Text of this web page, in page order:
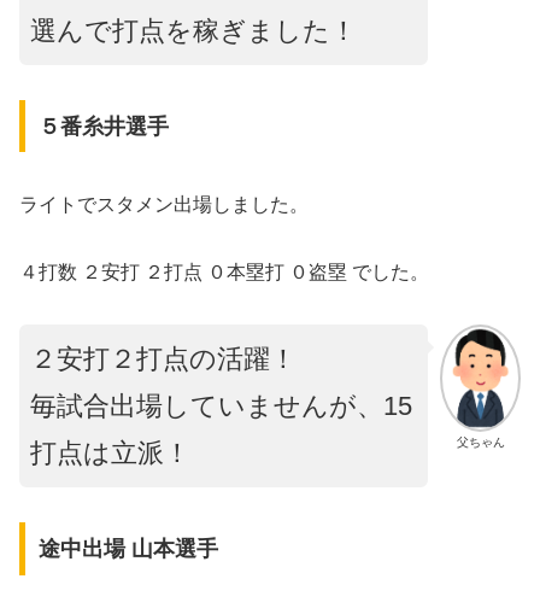
選んで打点を稼ぎました！
５番糸井選手
ライトでスタメン出場しました。
４打数 ２安打 ２打点 ０本塁打 ０盗塁 でした。
父ちゃん
２安打２打点の活躍！
毎試合出場していませんが、15
打点は立派！
途中出場 山本選手